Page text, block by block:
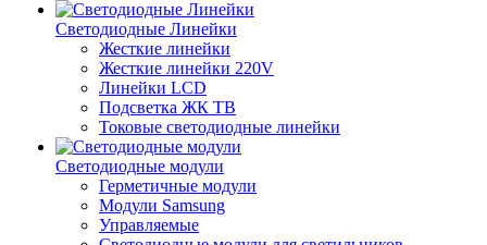
Светодиодные Линейки
Жесткие линейки
Жесткие линейки 220V
Линейки LCD
Подсветка ЖК ТВ
Токовые светодиодные линейки
Светодиодные модули
Герметичные модули
Модули Samsung
Управляемые